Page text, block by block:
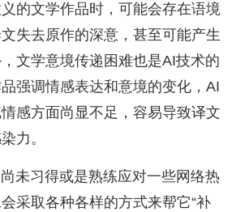
的文学作品时，可能会存在语境
失去原作的深意，甚至可能产生
文学意境传递困难也是AI技术的
强调情感表达和意境的变化，AI
感方面尚显不足，容易导致译文
力。
未习得或是熟练应对一些网络热
采取各种各样的方式来帮它“补